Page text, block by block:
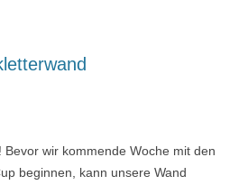
Bevor wir kommende Woche mit den
beginnen, kann unsere Wand